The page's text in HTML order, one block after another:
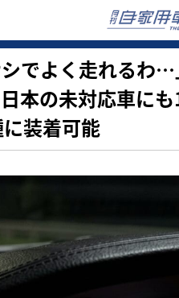
でよく走れるわ…
本の未対応車に
装着可能